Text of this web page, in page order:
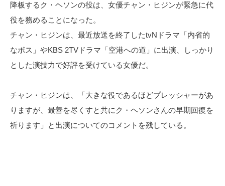
降板するク・ヘソンの役は、女優チャン・ヒジンが緊急に代
役を務めることになった。
チャン・ヒジンは、最近放送を終了したtvNドラマ「内省的
なボス」やKBS 2TVドラマ「空港への道」に出演、しっかり
とした演技力で好評を受けている女優だ。
チャン・ヒジンは、「大きな役であるほどプレッシャーがあ
りますが、最善を尽くすと共にク・ヘソンさんの早期回復を
祈ります」と出演についてのコメントを残している。